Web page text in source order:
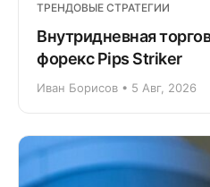
ТРЕНДОВЫЕ СТРАТЕГИИ
Внутридневная
форекс Pips Striker
Иван Борисов • 5 Авг, 2026